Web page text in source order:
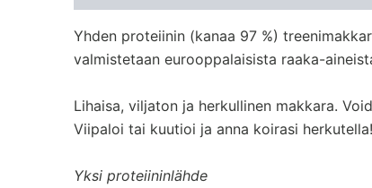
Yhden proteiinin (kanaa 97 %)
valmistetaan eurooppalaisista raaka-
Lihaisa, viljaton ja herkullinen makkara.
Viipaloi tai kuutioi ja anna koirasi herkutella!
Yksi proteiininlähde